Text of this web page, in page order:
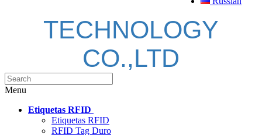
TECHNOLOGY
CO.,LTD
Menu
Etiquetas RFID
Etiquetas RFID
RFID Tag Duro